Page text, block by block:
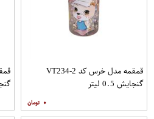
قمقمه مدل خرس کد VT234-2
گنجایش 0.5 لیتر
۰